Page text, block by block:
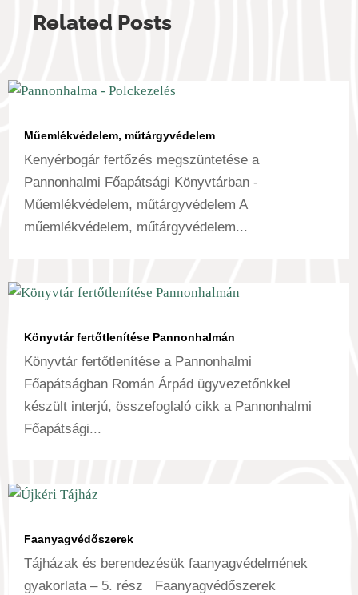
Related Posts
Műemlékvédelem, műtárgyvédelem
Kenyérbogár fertőzés megszüntetése a
Pannonhalmi Főapátsági Könyvtárban -
Műemlékvédelem, műtárgyvédelem A
műemlékvédelem, műtárgyvédelem...
Könyvtár fertőtlenítése Pannonhalmán
Könyvtár fertőtlenítése a Pannonhalmi
Főapátságban Román Árpád ügyvezetőnkkel
készült interjú, összefoglaló cikk a Pannonhalmi
Főapátsági...
Faanyagvédőszerek
Tájházak és berendezésük faanyagvédelmének
gyakorlata – 5. rész Faanyagvédőszerek